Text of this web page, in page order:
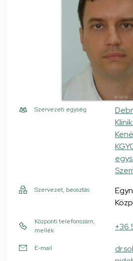
Szervezeti egység
Szervezet, beosztás
Központi telefonszám,
mellék
+36
E-mail